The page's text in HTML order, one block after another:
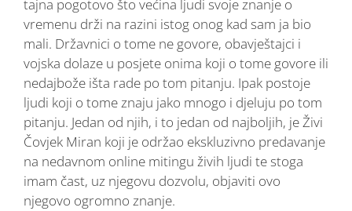
tajna pogotovo što većina ljudi svoje znanje o
vremenu drži na razini istog onog kad sam ja bio
mali. Državnici o tome ne govore, obavještajci i
vojska dolaze u posjete onima koji o tome govore ili
nedajbože išta rade po tom pitanju. Ipak postoje
ljudi koji o tome znaju jako mnogo i djeluju po tom
pitanju. Jedan od njih, i to jedan od najboljih, je Živi
Čovjek Miran koji je održao ekskluzivno predavanje
na nedavnom online mitingu živih ljudi te stoga
imam čast, uz njegovu dozvolu, objaviti ovo
njegovo ogromno znanje.